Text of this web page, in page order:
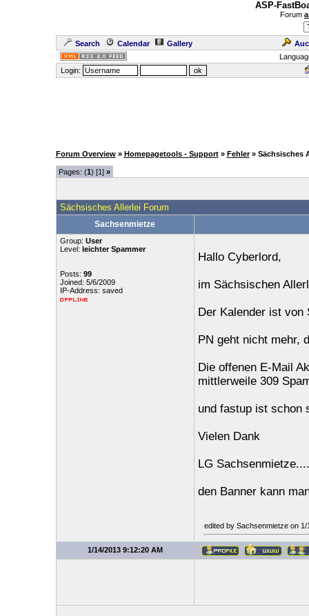
ASP-
Forum
Search Calendar Gallery
Login:
Forum Overview » Homepagetools - Support » Fehler » Sächsisches
Pages: (1) [1] »
Sächsisches Allerlei Forum
Sachsenmietze
Group: User
Level: leichter Spammer
Posts: 99
Joined: 5/6/2009
IP-Address: saved
Hallo Cyberlord,
im Sächsischen
Der Kalender ist von
PN geht nicht mehr,
Die offenen E-Mail
mittlerweile 309
und fastup ist schon
Vielen Dank
LG
den Banner kann
edited by Sachsenmietze on 1/
1/14/2013 9:12:20 AM